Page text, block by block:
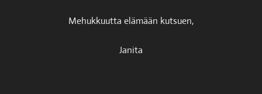
Mehukkuutta elämään kutsuen,
Janita